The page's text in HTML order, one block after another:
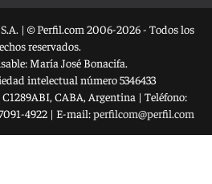
| © Perfil.com 2006-2026 - Todos los
reservados.
María José Bonacifa.
intelectual número 5346433
C1289ABI, CABA, Argentina | Teléfono:
4922| E-mail:perfilcom@perfil.com